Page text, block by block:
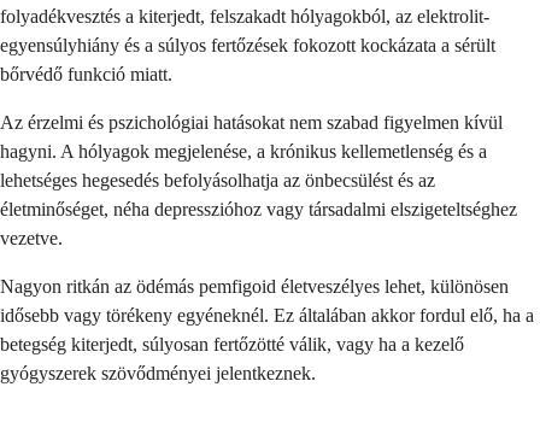
folyadékvesztés a kiterjedt, felszakadt hólyagokból, az elektrolit-
egyensúlyhiány és a súlyos fertőzések fokozott kockázata a sérült
bőrvédő funkció miatt.
Az érzelmi és pszichológiai hatásokat nem szabad figyelmen kívül
hagyni. A hólyagok megjelenése, a krónikus kellemetlenség és a
lehetséges hegesedés befolyásolhatja az önbecsülést és az
életminőséget, néha depresszióhoz vagy társadalmi elszigeteltséghez
vezetve.
Nagyon ritkán az ödémás pemfigoid életveszélyes lehet, különösen
idősebb vagy törékeny egyéneknél. Ez általában akkor fordul elő, ha a
betegség kiterjedt, súlyosan fertőzötté válik, vagy ha a kezelő
gyógyszerek szövődményei jelentkeznek.